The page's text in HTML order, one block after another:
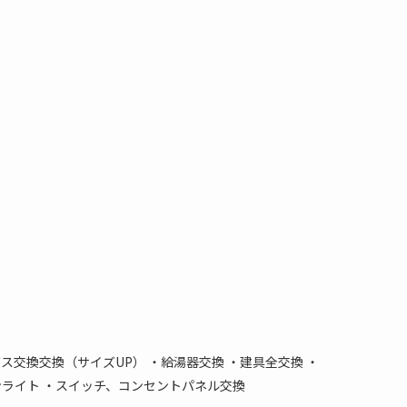
換交換（サイズUP） ・給湯器交換 ・建具全交換 ・
イト ・スイッチ、コンセントパネル交換